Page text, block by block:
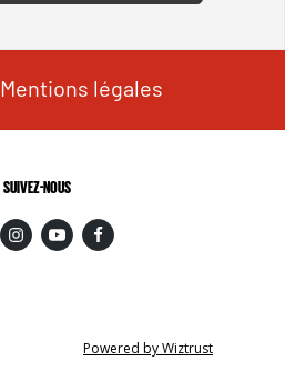
Mentions légales
SUIVEZ-NOUS
Powered by Wiztrust